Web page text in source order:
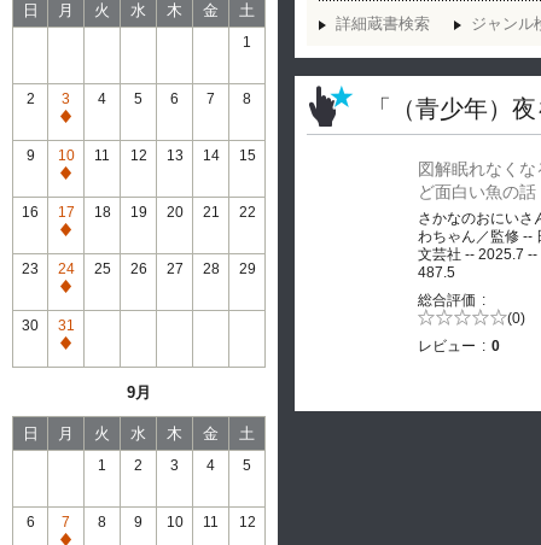
日 月 火 水 木 金 土
1
2
3
通
常
休
館
4 5 6 7 8
9
10
通
常
休
館
11 12 13 14 15
16
17
通
常
休
館
18 19 20 21 22
23
24
通
常
休
館
25 26 27 28 29
30
31
通
館
9月
日 月 火 水 木 金 土
1 2 3 4 5
6
7
8 9 10 11 12
詳細蔵書検索 ジャンル
「（青少年）
図解眠れなくな
ど面白い魚の話
さかなのおにいさ
わちゃん／監修 --
文芸社 -- 2025.7 --
487.5
総合評価
5段階評価の (0)
レビュー
0